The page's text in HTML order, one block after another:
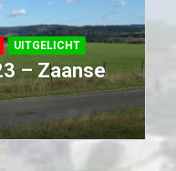
UITGELICHT
– Zaanse